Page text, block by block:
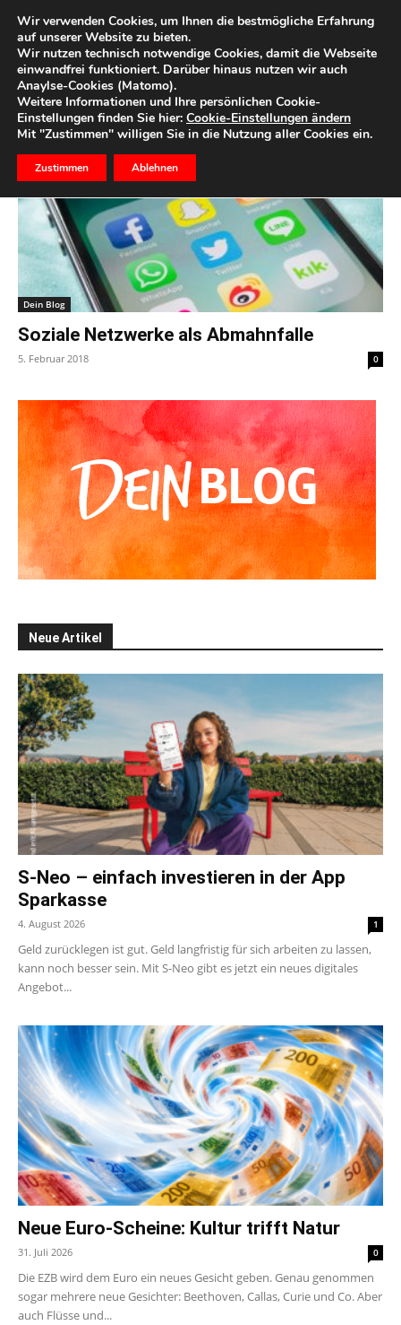
Start Schlagworte Netzwerke
Schlagwort: Netzwerke
Dein Blog
Soziale Netzwerke als Abmahnfalle
5. Februar 2018 0
Neue Artikel
S-Neo – einfach investieren in der App
Sparkasse
4. August 2026 1
Geld zurücklegen ist gut. Geld langfristig für sich arbeiten zu lassen,
kann noch besser sein. Mit S-Neo gibt es jetzt ein neues digitales
Angebot...
Neue Euro-Scheine: Kultur trifft Natur
31. Juli 2026 0
Die EZB wird dem Euro ein neues Gesicht geben. Genau genommen
sogar mehrere neue Gesichter: Beethoven, Callas, Curie und Co. Aber
auch Flüsse und...
Wir verwenden Cookies, um Ihnen die bestmögliche Erfahrung
auf unserer Website zu bieten.
Wir nutzen technisch notwendige Cookies, damit die Webseite
einwandfrei funktioniert. Darüber hinaus nutzen wir auch
Anaylse-Cookies (Matomo).
Weitere Informationen und Ihre persönlichen Cookie-
Einstellungen finden Sie hier: Cookie-Einstellungen ändern
Mit "Zustimmen" willigen Sie in die Nutzung aller Cookies ein.
Zustimmen Ablehnen